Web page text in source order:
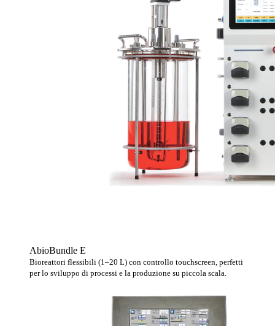
AbioBundle E
Bioreattori flessibili (1–20 L) con controllo touchscreen, perfetti
per lo sviluppo di processi e la produzione su piccola scala.